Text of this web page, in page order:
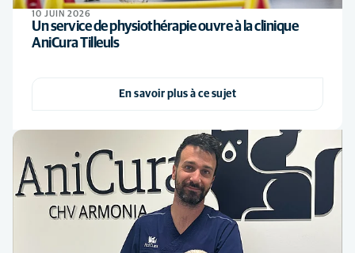
10 JUIN 2026
Un service de physiothérapie ouvre à la clinique
AniCura Tilleuls
En savoir plus à ce sujet